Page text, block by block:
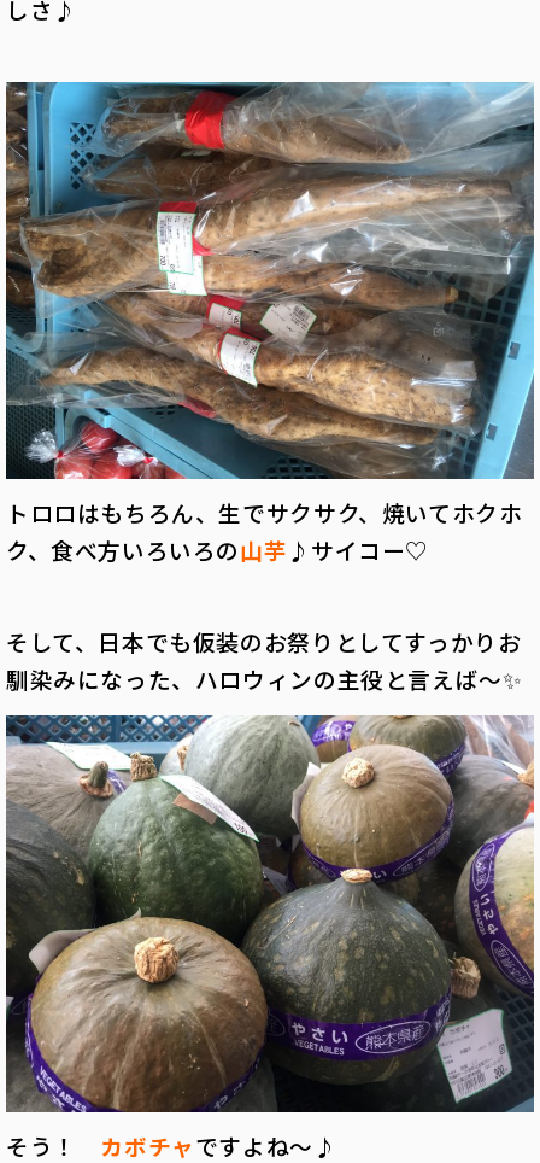
しさ♪
トロロはもちろん、生でサクサク、焼いてホクホ
ク、食べ方いろいろの山芋 ♪サイコー♡
そして、日本でも仮装のお祭りとしてすっかりお
馴染みになった、ハロウィンの主役と言えば～✨
そう！ カボチャですよね～♪